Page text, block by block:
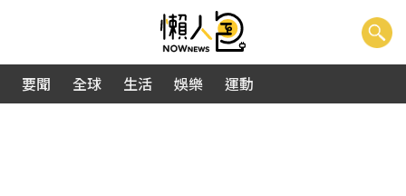
要聞 全球 生活 娛樂 運動